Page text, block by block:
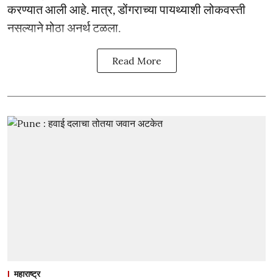
करण्यात आली आहे. मात्र, डोंगराच्या पायथ्याशी लोकवस्ती
नसल्याने मोठा अनर्थ टळला.
Read More
महाराष्ट्र